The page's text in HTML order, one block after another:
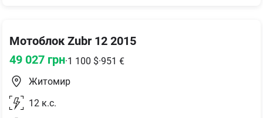
Мотоблок Zubr 12 2015
49 027 грн·1 100 $·951 €
Житомир
12 к.с.